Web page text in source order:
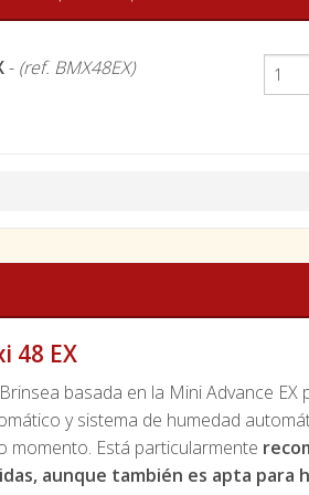
- (ref. BMX48EX)
48 EX
basada en la Mini Advance
y sistema de humedad
momento. Está particularmente
aunque también es apta para